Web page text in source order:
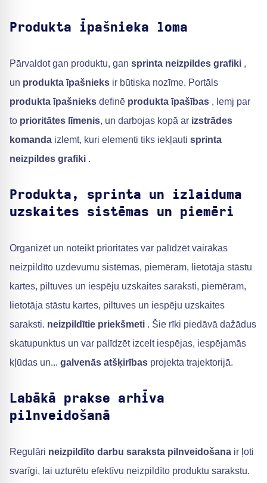
Produkta īpašnieka loma
Pārvaldot gan produktu, gan sprinta neizpildes grafiki ,
un produkta īpašnieks ir būtiska nozīme. Portāls
produkta īpašnieks definē produkta īpašības , lemj par
to prioritātes līmenis, un darbojas kopā ar izstrādes
komanda izlemt, kuri elementi tiks iekļauti sprinta
neizpildes grafiki .
Produkta, sprinta un izlaiduma
uzskaites sistēmas un piemēri
Organizēt un noteikt prioritātes var palīdzēt vairākas
neizpildīto uzdevumu sistēmas, piemēram, lietotāja stāstu
kartes, piltuves un iespēju uzskaites saraksti, piemēram,
lietotāja stāstu kartes, piltuves un iespēju uzskaites
saraksti. neizpildītie priekšmeti . Šie rīki piedāvā dažādus
skatupunktus un var palīdzēt izcelt iespējas, iespējamās
kļūdas un... galvenās atšķirības projekta trajektorijā.
Labākā prakse arhīva
pilnveidošanā
Regulāri neizpildīto darbu saraksta pilnveidošana ir ļoti
svarīgi, lai uzturētu efektīvu neizpildīto produktu sarakstu.